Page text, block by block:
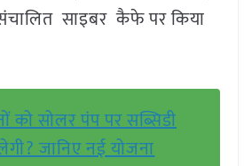
संचालित साइबर कैफे पर किया
को सोलर पंप पर सब्सिडी
जानिए नई योजना